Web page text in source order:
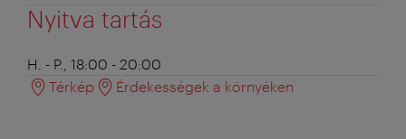
Nyitva tartás
H. - P., 18:00 - 20:00
Térkép
Érdekességek a környéken